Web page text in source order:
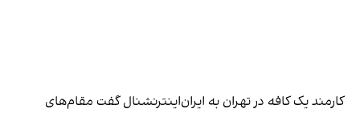
کارمند یک کافه در تهران به ایران‌اینترنشنال گفت مقام‌های